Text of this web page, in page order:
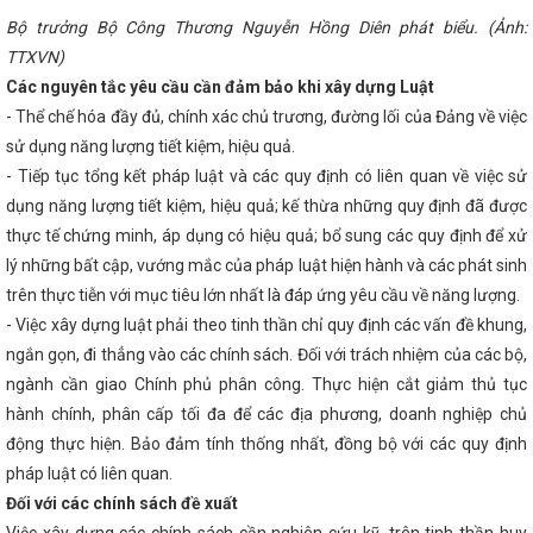
quy định cũ
Hôm nay (22/5), khai mạc Kỳ họp thứ 5, Quốc hội
CÔNG THƯƠNG LÀM VIỆC VỚI SỞ CÔNG THƯƠNG TỈNH HÀ TĨNH
tác về bảo vệ người tiêu dùng giữa Ủy ban Cạnh tranh Quốc gia và
quốc Anh và Bắc Ai-len
Diễn tập ứng phó sự cố hóa chất năm
Áng II - Công ty TNHH Nhiệt điện Vũng Áng II
Nữ đoàn
Thương Hà Tĩnh tích cực hưởng ứng “Tuần lễ Áo dài” năm 2024
trợ ngành cơ khí Việt Nam gắn với sản xuất, lắp ráp ô tô trong nước,
sắt Việt Nam
Bộ trưởng Nguyễn Hồng Diên giải trình, làm rõ
tâm về phát triển năng lượng tái tạo
CĐN Công Thương: Sớm
tra Công đoàn cơ sở năm 2024
Đoàn công tác LĐLĐ tỉnh làm
công tác chuẩn bị đại hội nhiệm kỳ 2023-2028
Đảng ủy Sở
cờ - triển khai công tác tháng 3 năm 2024
Nhà máy Nhiệt điện
tấn than đầu tiên
Giải pháp quản lý nhà nước về Thương mại
quyền địa phương 02 cấp trên địa bàn tỉnh Hà Tĩnh
Hội
vận động “Người Việt Nam ưu tiên dùng hàng Việt Nam” tại
Hà Tĩnh có 2 dự án quan trọng quốc gia, trọng điểm ngành năng
Quang Trung”
Ban Chấp hành Đảng bộ tỉnh đánh giá tình
xây dựng dự án điện mặt trời đầu tiên trên kênh thủy lợi của Việt
vụ Tỉnh ủy, Ban Chấp hành Đảng bộ tỉnh Hà Tĩnh họp cho ý kiến
tình huống phải đảm bảo nguồn cung xăng dầu phục vụ nhu cầu
Tĩnh phê duyệt dự án đường Xô Viết Nghệ Tĩnh kéo dài về phía Đông
Chào cờ - triển khai công tác tháng 4 năm 2025
ngành công nghiệp môi trường Việt Nam giai đoạn 2025 - 2030
Bộ trưởng Bộ Công Thương Nguyễn Hồng Diên phát biểu. (Ảnh:
TTXVN)
Các nguyên tắc yêu cầu cần đảm bảo khi xây dựng Luật
- Thể chế hóa đầy đủ, chính xác chủ trương, đường lối của Đảng về việc
sử dụng năng lượng tiết kiệm, hiệu quả.
- Tiếp tục tổng kết pháp luật và các quy định có liên quan về việc sử
dụng năng lượng tiết kiệm, hiệu quả; kế thừa những quy định đã được
thực tế chứng minh, áp dụng có hiệu quả; bổ sung các quy định để xử
lý những bất cập, vướng mắc của pháp luật hiện hành và các phát sinh
trên thực tiễn với mục tiêu lớn nhất là đáp ứng yêu cầu về năng lượng.
- Việc xây dựng luật phải theo tinh thần chỉ quy định các vấn đề khung,
ngắn gọn, đi thẳng vào các chính sách. Đối với trách nhiệm của các bộ,
ngành cần giao Chính phủ phân công. Thực hiện cắt giảm thủ tục
hành chính, phân cấp tối đa để các địa phương, doanh nghiệp chủ
động thực hiện. Bảo đảm tính thống nhất, đồng bộ với các quy định
pháp luật có liên quan.
Đối với các chính sách đề xuất